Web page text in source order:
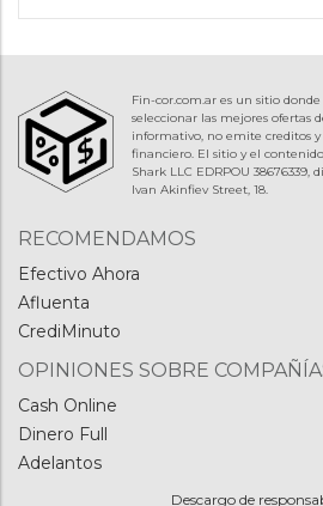
Fin-cor.com.ar es un sitio
seleccionar las mejores ofertas
informativo, no emite creditos
financiero. El sitio y el
Shark LLC EDRPOU
Ivan Akinfiev Street, 18.
RECOMENDAMOS
Efectivo Ahora
Afluenta
CrediMinuto
OPINIONES SOBRE
Cash Online
Dinero Full
Adelantos
Descargo de